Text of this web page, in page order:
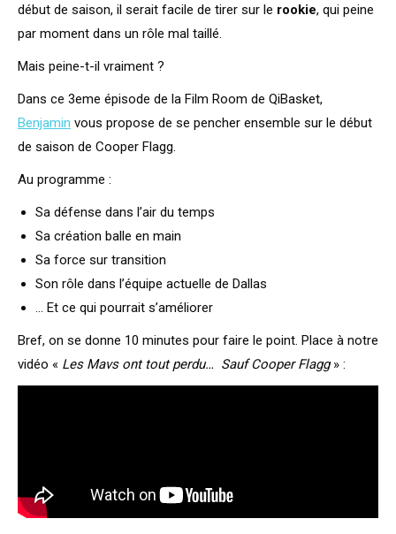
début de saison, il serait facile de tirer sur le rookie, qui peine
par moment dans un rôle mal taillé.
Mais peine-t-il vraiment ?
Dans ce 3eme épisode de la Film Room de QiBasket,
Benjamin vous propose de se pencher ensemble sur le début
de saison de Cooper Flagg.
Au programme :
Sa défense dans l’air du temps
Sa création balle en main
Sa force sur transition
Son rôle dans l’équipe actuelle de Dallas
… Et ce qui pourrait s’améliorer
Bref, on se donne 10 minutes pour faire le point. Place à notre
vidéo « Les Mavs ont tout perdu… Sauf Cooper Flagg» :